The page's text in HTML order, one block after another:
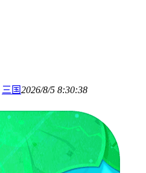
三国2026/8/5 8:30:38